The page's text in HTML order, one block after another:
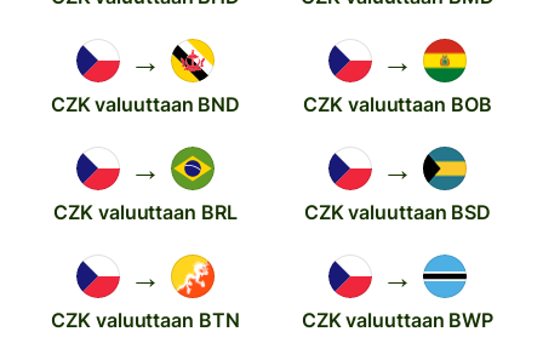
→
CZK valuuttaan BND
→
CZK valuuttaan BOB
→
CZK valuuttaan BRL
→
CZK valuuttaan BSD
→
CZK valuuttaan BTN
→
CZK valuuttaan BWP